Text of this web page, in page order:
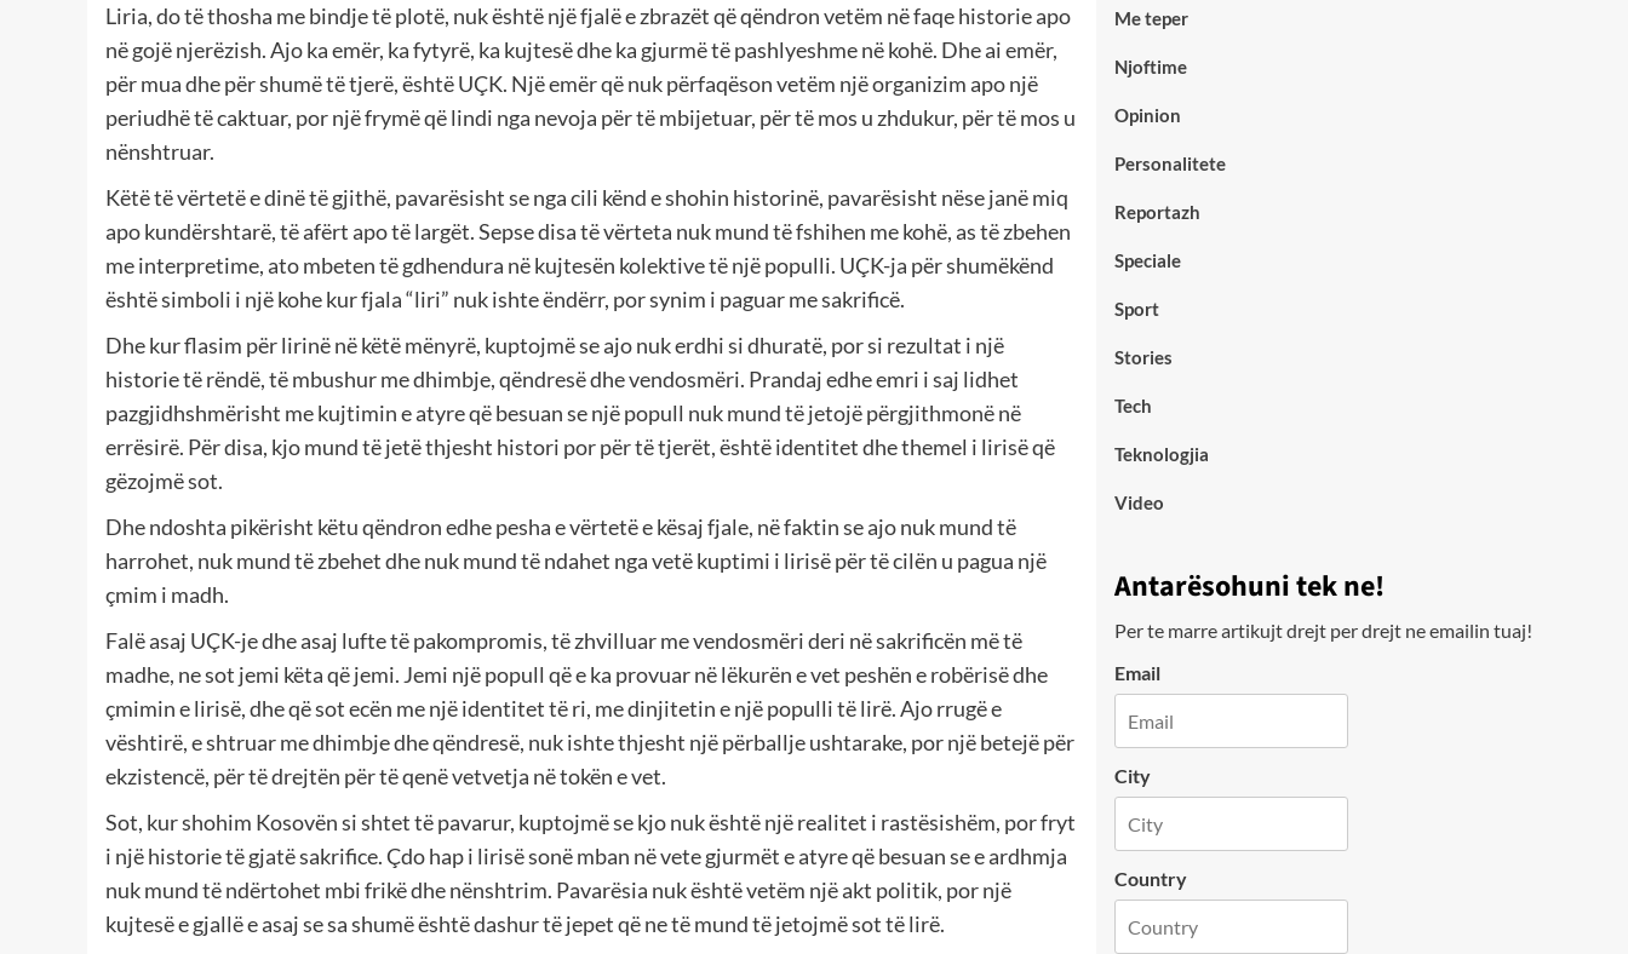
Liria, do të thosha me bindje të plotë, nuk është një fjalë e zbrazët që qëndron vetëm në faqe historie apo
në gojë njerëzish. Ajo ka emër, ka fytyrë, ka kujtesë dhe ka gjurmë të pashlyeshme në kohë. Dhe ai emër,
për mua dhe për shumë të tjerë, është UÇK. Një emër që nuk përfaqëson vetëm një organizim apo një
periudhë të caktuar, por një frymë që lindi nga nevoja për të mbijetuar, për të mos u zhdukur, për të mos u
nënshtruar.
Këtë të vërtetë e dinë të gjithë, pavarësisht se nga cili kënd e shohin historinë, pavarësisht nëse janë miq
apo kundërshtarë, të afërt apo të largët. Sepse disa të vërteta nuk mund të fshihen me kohë, as të zbehen
me interpretime, ato mbeten të gdhendura në kujtesën kolektive të një populli. UÇK-ja për shumëkënd
është simboli i një kohe kur fjala “liri” nuk ishte ëndërr, por synim i paguar me sakrificë.
Dhe kur flasim për lirinë në këtë mënyrë, kuptojmë se ajo nuk erdhi si dhuratë, por si rezultat i një
historie të rëndë, të mbushur me dhimbje, qëndresë dhe vendosmëri. Prandaj edhe emri i saj lidhet
pazgjidhshmërisht me kujtimin e atyre që besuan se një popull nuk mund të jetojë përgjithmonë në
errësirë. Për disa, kjo mund të jetë thjesht histori por për të tjerët, është identitet dhe themel i lirisë që
gëzojmë sot.
Dhe ndoshta pikërisht këtu qëndron edhe pesha e vërtetë e kësaj fjale, në faktin se ajo nuk mund të
harrohet, nuk mund të zbehet dhe nuk mund të ndahet nga vetë kuptimi i lirisë për të cilën u pagua një
çmim i madh.
Falë asaj UÇK-je dhe asaj lufte të pakompromis, të zhvilluar me vendosmëri deri në sakrificën më të
madhe, ne sot jemi këta që jemi. Jemi një popull që e ka provuar në lëkurën e vet peshën e robërisë dhe
çmimin e lirisë, dhe që sot ecën me një identitet të ri, me dinjitetin e një populli të lirë. Ajo rrugë e
vështirë, e shtruar me dhimbje dhe qëndresë, nuk ishte thjesht një përballje ushtarake, por një betejë për
ekzistencë, për të drejtën për të qenë vetvetja në tokën e vet.
Sot, kur shohim Kosovën si shtet të pavarur, kuptojmë se kjo nuk është një realitet i rastësishëm, por fryt
i një historie të gjatë sakrifice. Çdo hap i lirisë sonë mban në vete gjurmët e atyre që besuan se e ardhmja
nuk mund të ndërtohet mbi frikë dhe nënshtrim. Pavarësia nuk është vetëm një akt politik, por një
kujtesë e gjallë e asaj se sa shumë është dashur të jepet që ne të mund të jetojmë sot të lirë.
Me teper
Njoftime
Opinion
Personalitete
Reportazh
Speciale
Sport
Stories
Tech
Teknologjia
Video
Antarësohuni tek ne!
Per te marre artikujt drejt per drejt ne emailin tuaj!
Email
City
Country